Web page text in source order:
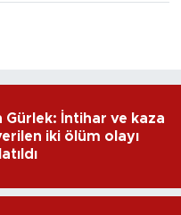
Gürlek: İntihar ve kaza
iki ölüm olayı